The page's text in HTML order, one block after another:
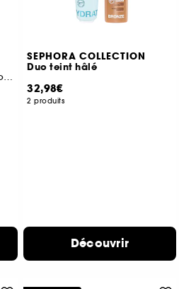
Water Sleeping Mask Probiotics et Lip sleeping mask
SEPHORA COLLECTION
Duo teint hâlé
32,98€
2 produits
Découvrir